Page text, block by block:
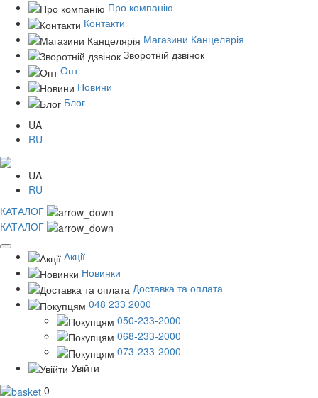
Про компанію
Контакти
Магазини Канцелярія
Зворотній дзвінок
Опт
Новини
Блог
UA
RU
UA
RU
КАТАЛОГ
КАТАЛОГ
Акції
Новинки
Доставка та оплата
048 233 2000
050-233-2000
068-233-2000
073-233-2000
Увійти
0